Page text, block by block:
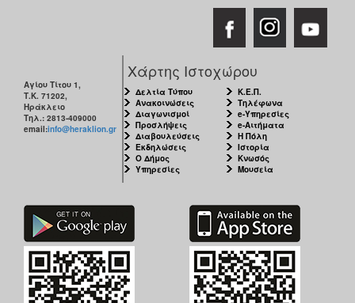
Αγίου Τίτου 1,
Τ.Κ. 71202,
Ηράκλειο
Τηλ.: 2813-409000
email:info@heraklion.gr
Χάρτης Ιστοχώρου
Δελτία Τύπου
Ανακοινώσεις
Διαγωνισμοί
Προσλήψεις
Διαβουλεύσεις
Εκδηλώσεις
Ο Δήμος
Υπηρεσίες
Κ.Ε.Π.
Τηλέφωνα
e-Υπηρεσίες
e-Αιτήματα
Η Πόλη
Ιστορία
Κνωσός
Μουσεία